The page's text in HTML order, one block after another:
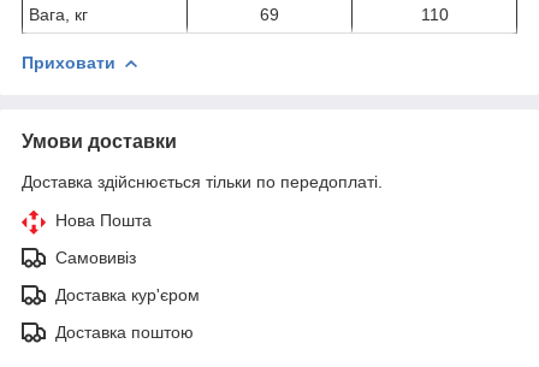
Вага, кг
69 110
Приховати
Умови доставки
Доставка здійснюється тільки по передоплаті.
Нова Пошта
Самовивіз
Доставка кур'єром
Доставка поштою